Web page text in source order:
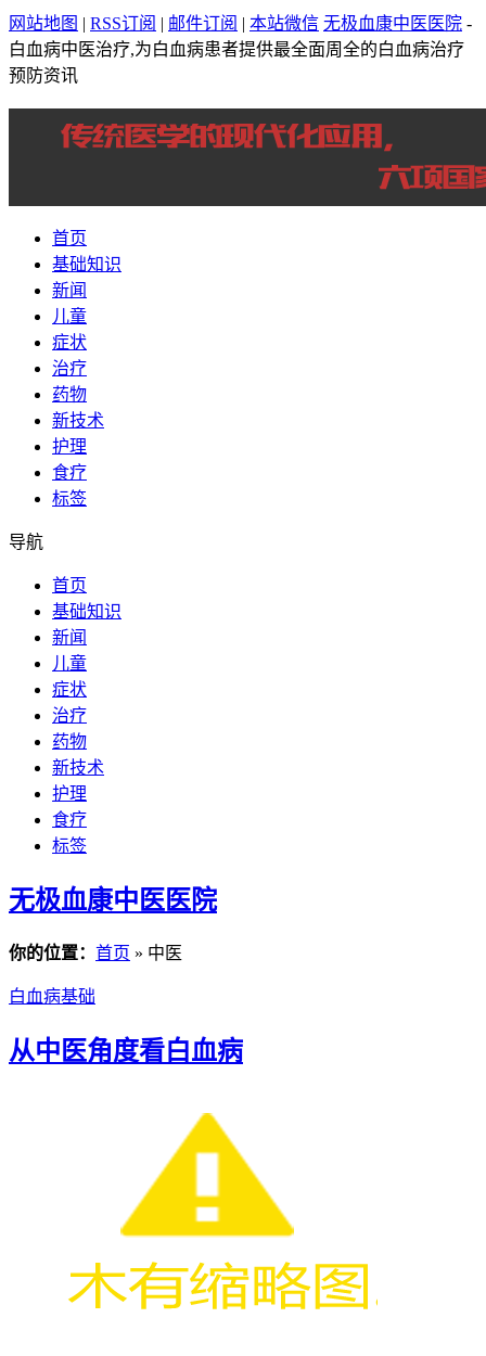
网站地图 | RSS订阅 | 邮件订阅 | 本站微信 无极血康中医医院 -
白血病中医治疗,为白血病患者提供最全面周全的白血病治疗
预防资讯
首页
基础知识
新闻
儿童
症状
治疗
药物
新技术
护理
食疗
标签
导航
首页
基础知识
新闻
儿童
症状
治疗
药物
新技术
护理
食疗
标签
无极血康中医医院
你的位置： 首页 » 中医
白血病基础
从中医角度看白血病